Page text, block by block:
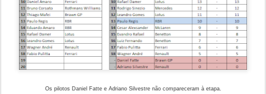
Os pilotos Daniel Fatte e Adriano Silvestre não compareceram à etapa.